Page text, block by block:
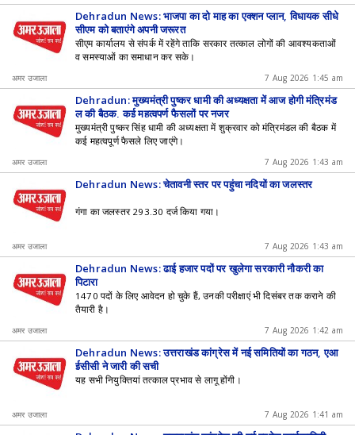
Dehradun News: भाजपा का दो माह का एक्शन प्लान, विधायक सीधे
सीएम को बताएंगे अपनी जरूरत
सीएम कार्यालय से संपर्क में रहेंगे ताकि सरकार तत्काल लोगों की आवश्यकताओं
व समस्याओं का समाधान कर सके।
अमर उजाला 7 Aug 2026 1:45 am
Dehradun: मुख्यमंत्री पुष्कर धामी की अध्यक्षता में आज होगी मंत्रिमंड
ल की बैठक, कई महत्वपूर्ण फैसलों पर नजर
मुख्यमंत्री पुष्कर सिंह धामी की अध्यक्षता में शुक्रवार को मंत्रिमंडल की बैठक में
कई महत्वपूर्ण फैसले लिए जाएंगे।
अमर उजाला 7 Aug 2026 1:43 am
Dehradun News: चेतावनी स्तर पर पहुंचा नदियों का जलस्तर
गंगा का जलस्तर 293.30 दर्ज किया गया।
अमर उजाला 7 Aug 2026 1:43 am
Dehradun News: ढाई हजार पदों पर खुलेगा सरकारी नौकरी का
पिटारा
1470 पदों के लिए आवेदन हो चुके हैं, उनकी परीक्षाएं भी दिसंबर तक कराने की
तैयारी है।
अमर उजाला 7 Aug 2026 1:42 am
Dehradun News: उत्तराखंड कांग्रेस में नई समितियों का गठन, एआ
ईसीसी ने जारी की सूची
यह सभी नियुक्तियां तत्काल प्रभाव से लागू होंगी।
अमर उजाला 7 Aug 2026 1:41 am